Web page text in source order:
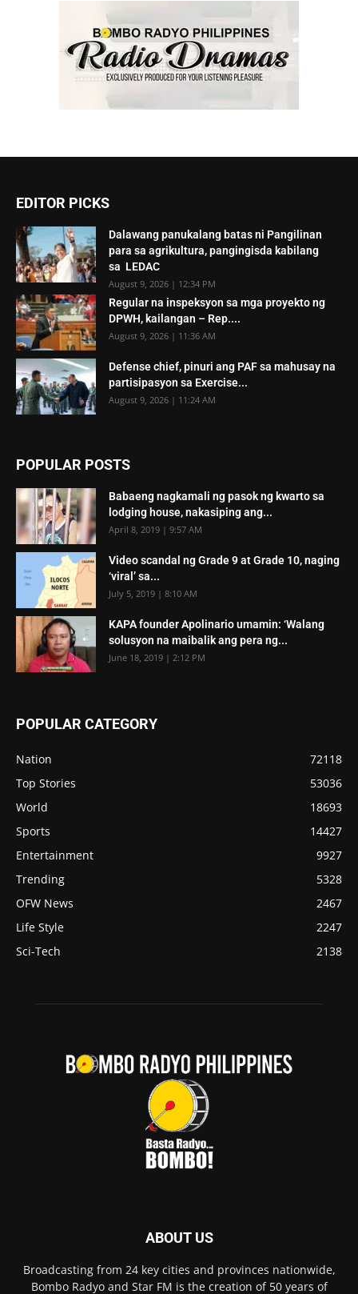
EDITOR PICKS
Dalawang panukalang batas ni Pangilinan
para sa agrikultura, pangingisda kabilang
sa LEDAC
August 9, 2026 | 12:34 PM
Regular na inspeksyon sa mga proyekto ng
DPWH, kailangan – Rep....
August 9, 2026 | 11:36 AM
Defense chief, pinuri ang PAF sa mahusay na
partisipasyon sa Exercise...
August 9, 2026 | 11:24 AM
POPULAR POSTS
Babaeng nagkamali ng pasok ng kwarto sa
lodging house, nakasiping ang...
April 8, 2019 | 9:57 AM
Video scandal ng Grade 9 at Grade 10, naging
‘viral’ sa...
July 5, 2019 | 8:10 AM
KAPA founder Apolinario umamin: ‘Walang
solusyon na maibalik ang pera ng...
June 18, 2019 | 2:12 PM
POPULAR CATEGORY
Nation
72118
Top Stories
53036
World
18693
Sports
14427
Entertainment
9927
Trending
5328
OFW News
2467
Life Style
2247
Sci-Tech
2138
ABOUT US
Broadcasting from 24 key cities and provinces nationwide,
Bombo Radyo and Star FM is the creation of 50 years of